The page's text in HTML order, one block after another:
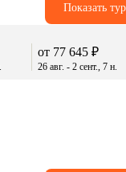
Показать
от 77 645 ₽
26 авг. - 2 сент., 7 н.